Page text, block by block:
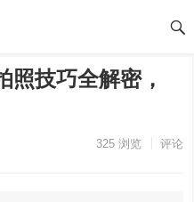
技巧全解密，
325浏览 评论